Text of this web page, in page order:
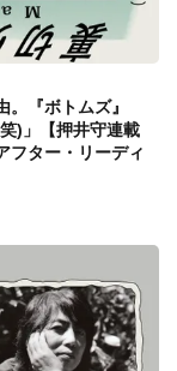
『ボトムズ』
)」【押井守連載
フター・リーディ